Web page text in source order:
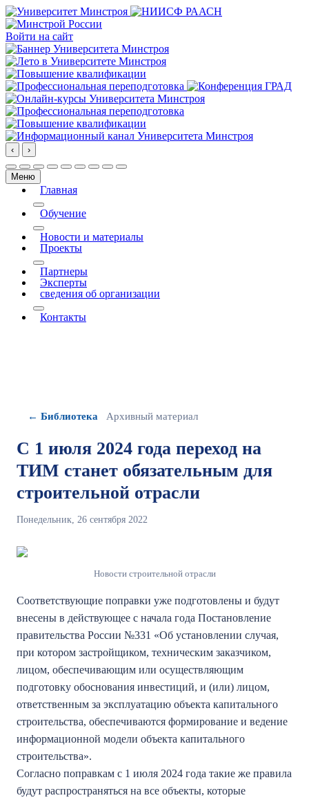
Войти на сайт
‹ ›
Меню
Главная
More about: Главная
Обучение
More about: Обучение
Новости и материалы
Проекты
More about: Проекты
Партнеры
Эксперты
сведения об организации
More about: сведения об организации
Контакты
← Библиотека Архивный материал
С 1 июля 2024 года переход на
ТИМ станет обязательным для
строительной отрасли
Понедельник, 26 сентября 2022
Новости строительной отрасли
Соответствующие поправки уже подготовлены и будут
внесены в действующее с начала года Постановление
правительства России №331 «Об установлении случая,
при котором застройщиком, техническим заказчиком,
лицом, обеспечивающим или осуществляющим
подготовку обоснования инвестиций, и (или) лицом,
ответственным за эксплуатацию объекта капитального
строительства, обеспечиваются формирование и ведение
информационной модели объекта капитального
строительства».
Согласно поправкам с 1 июля 2024 года такие же правила
будут распространяться на все объекты, которые